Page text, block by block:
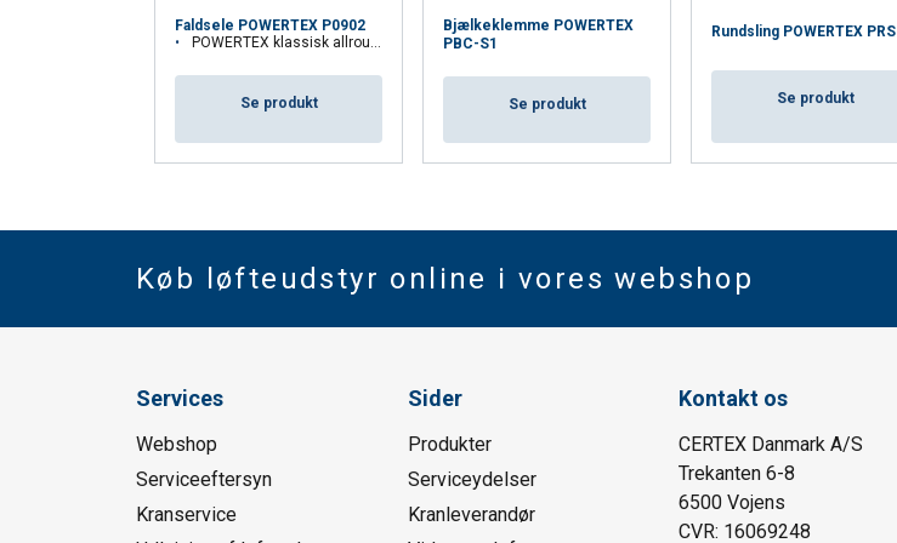
Faldsele POWERTEX P0902
POWERTEX klassisk allround faldsele
Se produkt
Bjælkeklemme POWERTEX
PBC-S1
Se produkt
Rundsling POWERTEX PRS
Se produkt
Køb løfteudstyr online i vores webshop
Services
Webshop
Serviceeftersyn
Kranservice
Sider
Produkter
Serviceydelser
Kranleverandør
Kontakt os
CERTEX Danmark A/S
Trekanten 6-8
6500 Vojens
CVR: 16069248